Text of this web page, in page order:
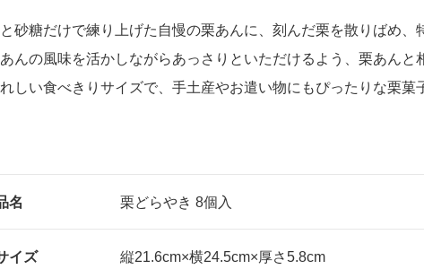
砂糖だけで練り上げた自慢の栗あんに、刻んだ栗を散りばめ
んの風味を活かしながらあっさりといただけるよう、栗あん
れしい食べきりサイズで、手土産やお遣い物にもぴったりな栗菓
名 栗どらやき 8個入
イズ 縦21.6cm×横24.5cm×厚さ5.8cm